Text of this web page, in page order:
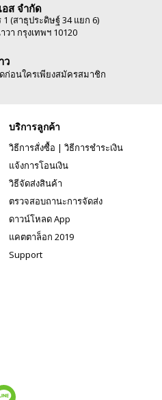
ส จำกัด
(สาธุประดิษฐ์ 34 แยก 6)
า กรุงเทพฯ 10120
ว
อนใครเพียงสมัครสมาชิก
บริการลูกค้า
วิธีการสั่งซื้อ | วิธีการชำระเงิน
แจ้งการโอนเงิน
วิธีจัดส่งสินค้า
ตรวจสอบถานะการจัดส่ง
ดาวน์โหลด App
แคตตาล็อก 2019
Support